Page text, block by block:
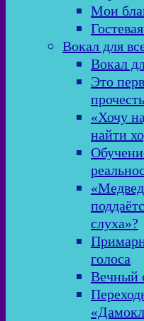
Мои
Вокал для
Вокал
Это
«Хочу
найти
слуха»?
голоса
Вечный